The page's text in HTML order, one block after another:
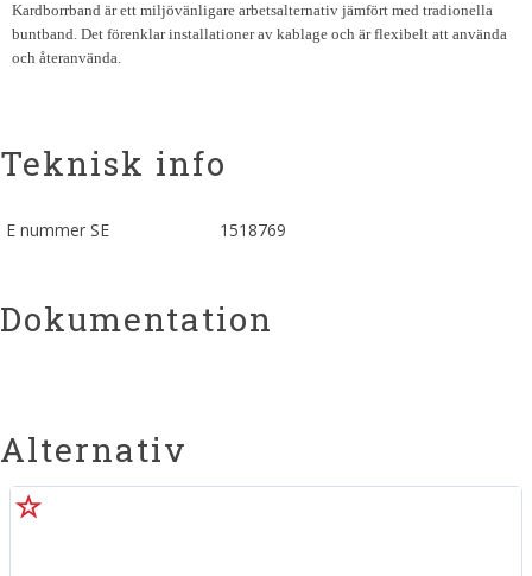
Kardborrband är ett miljövänligare arbetsalternativ jämfört med tradionella
buntband. Det förenklar installationer av kablage och är flexibelt att använda
och återanvända.
Teknisk info
E nummer SE 1518769
Dokumentation
Alternativ